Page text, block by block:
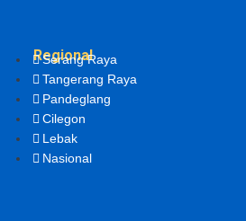
Regional
Serang Raya
Tangerang Raya
Pandeglang
Cilegon
Lebak
Nasional